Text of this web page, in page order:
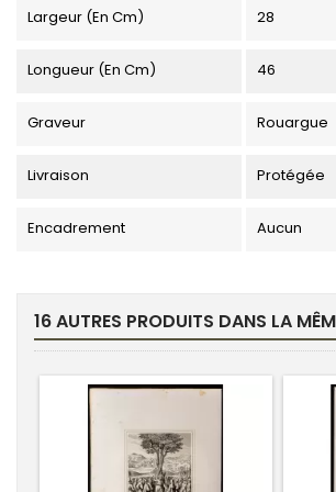
Largeur (en Cm) 28
Longueur (en Cm) 46
Graveur Rouargue
Livraison Protégée
Encadrement Aucun
16 AUTRES PRODUITS DANS LA